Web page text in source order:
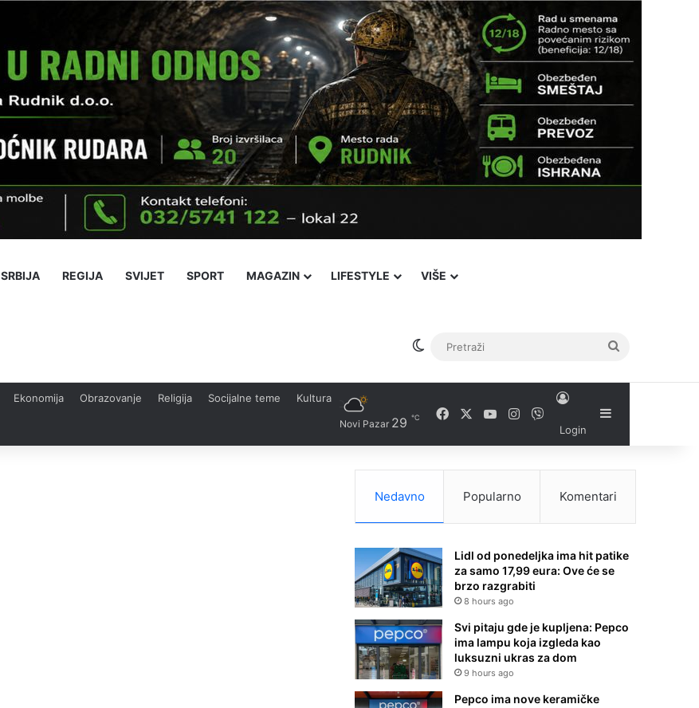
SRBIJA REGIJA SVIJET SPORT MAGAZIN LIFESTYLE VIŠE
Switch skin
Ekonomija Obrazovanje Religija Socijalne teme Kultura
Novi Pazar 29 ℃ FacebookYouTubeInstagram
Viber
Login
Sidebar
Nedavno Popularno Komentari
Lidl od ponedeljka ima hit patike
za samo 17,99 eura: Ove će se
brzo razgrabiti
8 hours ago
Svi pitaju gde je kupljena: Pepco
ima lampu koja izgleda kao
luksuzni ukras za dom
9 hours ago
Pepco ima nove keramičke